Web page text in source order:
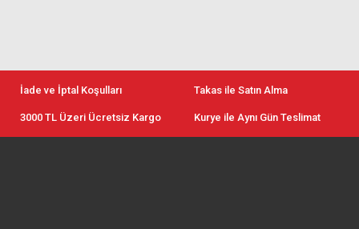
İade ve İptal Koşulları Takas ile Satın Alma
3000 TL Üzeri Ücretsiz Kargo Kurye ile Aynı Gün Teslimat